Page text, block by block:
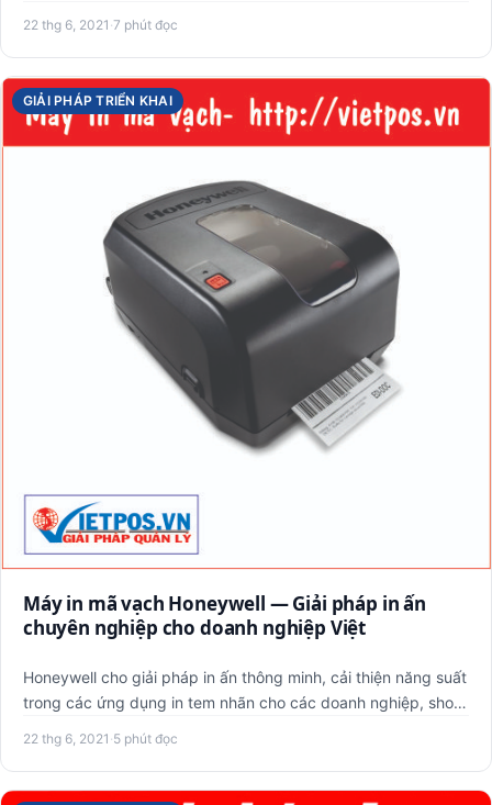
22 thg 6, 2021 ·7 phút đọc
GIẢI PHÁP TRIỂN KHAI
Máy in mã vạch Honeywell — Giải pháp in ấn
chuyên nghiệp cho doanh nghiệp Việt
Honeywell cho giải pháp in ấn thông minh, cải thiện năng suất
trong các ứng dụng in tem nhãn cho các doanh nghiệp, shop
22 thg 6, 2021 ·5 phút đọc